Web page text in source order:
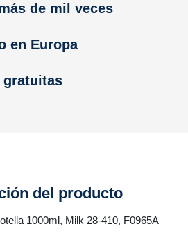
de mil veces
en Europa
gratuitas
del producto
1000ml, Milk 28-410, F0965A